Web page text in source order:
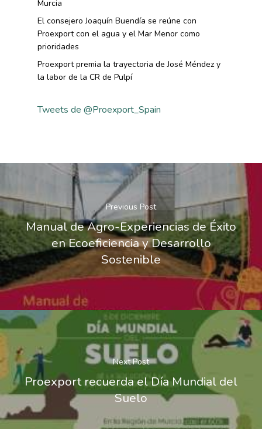
Murcia
El consejero Joaquín Buendía se reúne con
Proexport con el agua y el Mar Menor como
prioridades
Proexport premia la trayectoria de José Méndez y
la labor de la CR de Pulpí
Tweets de @Proexport_Spain
Previous Post
Manual de Agro-Experiencias de Éxito
en Ecoeficiencia y Desarrollo
Sostenible
Next Post
Proexport recuerda el Día Mundial del
Suelo
Sostenibilidad
Frutas Y Hortalizas
Concurso
Nuves. Nutrición